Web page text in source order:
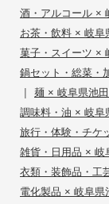
酒・アルコール ×
お茶・飲料 × 岐阜
菓子・スイーツ ×
鍋セット・総菜・
| 麺 × 岐阜県池
調味料・油 × 岐阜
旅行・体験・チケ
雑貨・日用品 × 岐
衣類・装飾品・工
電化製品 × 岐阜県